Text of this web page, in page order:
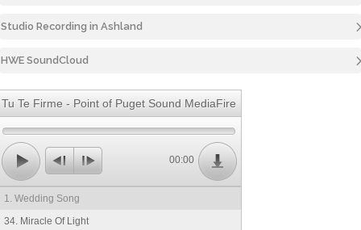
Studio Recording in Ashland
HWE SoundCloud
Tu Te Firme - Point of Puget Sound MediaFire
00:00
1. Wedding Song
34. Miracle Of Light